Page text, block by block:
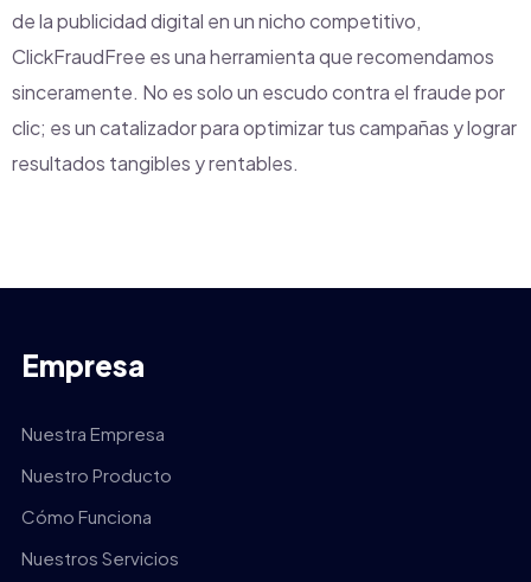
de la publicidad digital en un nicho competitivo,
ClickFraudFree es una herramienta que recomendamos
sinceramente. No es solo un escudo contra el fraude por
clic; es un catalizador para optimizar tus campañas y lograr
resultados tangibles y rentables.
Empresa
Nuestra Empresa
Nuestro Producto
Cómo Funciona
Nuestros Servicios